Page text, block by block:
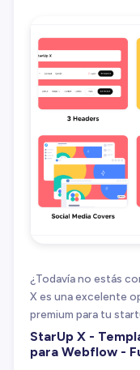
¿Todavía no estás
X es una excelente
premium para tu
StarUp X -
para Webflow -